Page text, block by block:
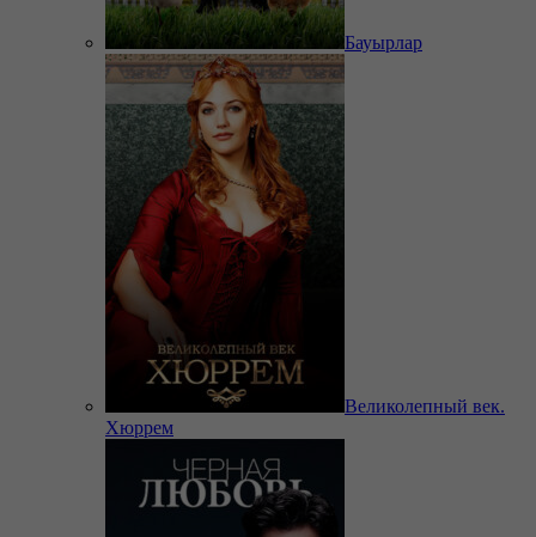
Бауырлар
Великолепный век.
Хюррем